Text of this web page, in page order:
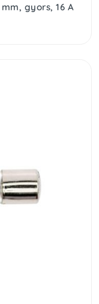
gyors, 16 A